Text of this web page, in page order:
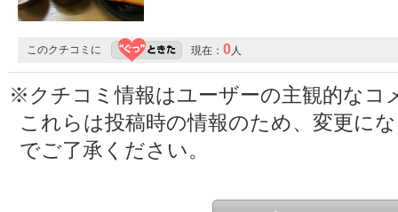
このクチコミに 現在： 0人
※クチコミ情報はユーザーの主観的なコ
これらは投稿時の情報のため、変更に
でご了承ください。